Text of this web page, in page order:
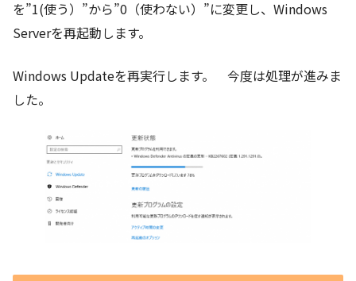
を”1(使う）”から”0（使わない）”に変更し、Windows
Serverを再起動します。
Windows Updateを再実行します。 今度は処理が進みま
した。